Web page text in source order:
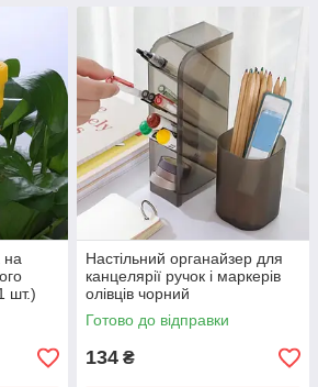
на
шт.)
Настільний органайзер для
канцелярії ручок і маркерів
олівців чорний
Готово до відправки
134 ₴